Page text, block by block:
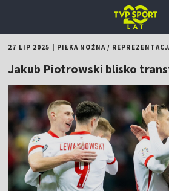
27 LIP 2025 PIŁKA NOŻNA/
Jakub Piotrowski blisko